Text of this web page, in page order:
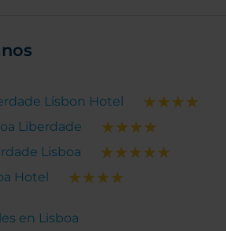
Lisbon Hotel
Liberdade
Lisboa
Hotel
en Lisboa